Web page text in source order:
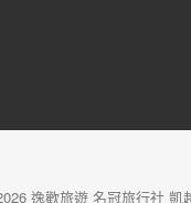
逸歡旅遊 名冠旅行社 凱